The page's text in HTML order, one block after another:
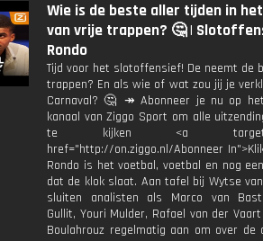
Wie is de beste aller tijden in
van vrije trappen? 🤔 |
Rondo
Tijd voor het slotoffensief! De neemt de
trappen? En als wie of wat zou jij je
Carnaval? 🤔 ↠ Abonneer je nu op het
kanaal van Ziggo Sport om alle
te kijken <a
href="http://on.ziggo.nl/Abonneer
Rondo is het voetbal, voetbal en nog
dat de klok slaat. Aan tafel bij Wytse
sluiten analisten als Marco van
Gullit, Youri Mulder, Rafael van der
Boulahrouz regelmatig aan om over de